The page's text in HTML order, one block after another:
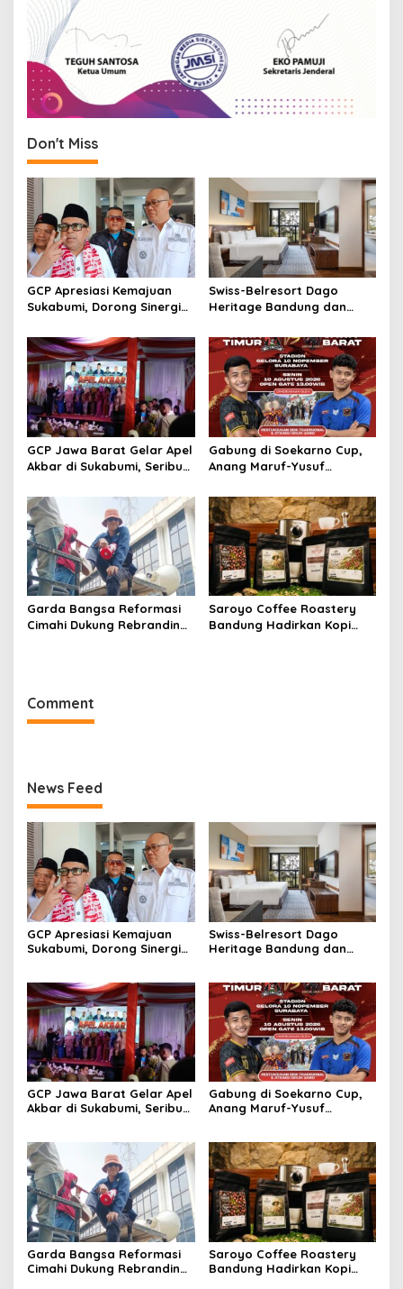
Don't Miss
GCP Apresiasi Kemajuan
Sukabumi, Dorong Sinergi
Swiss-Belresort Dago
Heritage Bandung dan
Paket Stay & Adventure
2026
GCP Jawa Barat Gelar Apel
Akbar di Sukabumi, Seribu
Gabung di Soekarno Cup,
Anang Maruf-Yusuf
Muda dari Pelosok Tanah
Air
Garda Bangsa Reformasi
Cimahi Dukung Rebranding
Saroyo Coffee Roastery
Bandung Hadirkan Kopi
Comment
News Feed
GCP Apresiasi Kemajuan
Sukabumi, Dorong Sinergi
Swiss-Belresort Dago
Heritage Bandung dan
2026
GCP Jawa Barat Gelar Apel
Akbar di Sukabumi, Seribu
Gabung di Soekarno Cup,
Anang Maruf-Yusuf
Air
Garda Bangsa Reformasi
Cimahi Dukung Rebranding
Saroyo Coffee Roastery
Bandung Hadirkan Kopi